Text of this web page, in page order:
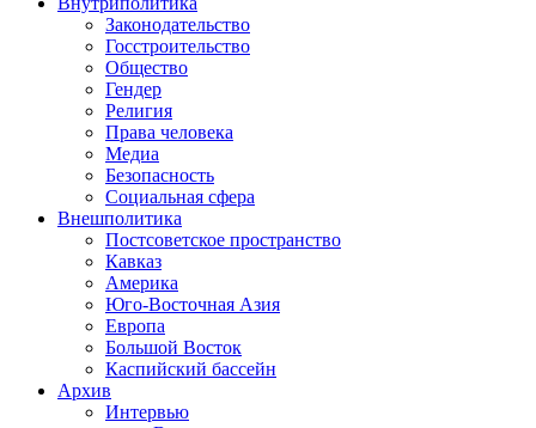
Законодательство
Госстроительство
Общество
Гендер
Религия
Права человека
Медиа
Безопасность
Социальная сфера
Внешполитика
Постсоветское пространство
Кавказ
Америка
Юго-Восточная Азия
Европа
Большой Восток
Каспийский бассейн
Архив
Интервью